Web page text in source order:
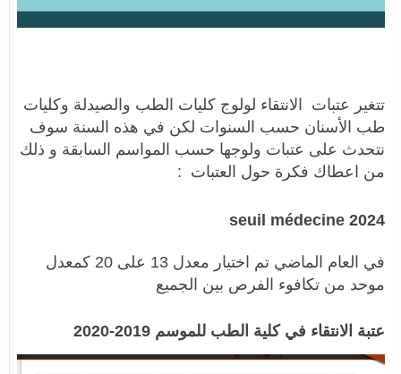
تتغير عتبات الانتقاء لولوج كليات الطب والصيدلة وكليات
طب الأسنان حسب السنوات لكن في هذه السنة سوف
نتحدث على عتبات ولوجها حسب المواسم السابقة و ذلك
من اعطاك فكرة حول العتبات :
seuil médecine 2024
في العام الماضي تم اختيار معدل 13 على 20 كمعدل
موحد من تكافوء الفرص بين الجميع
عتبة الانتقاء في كلية الطب للموسم 2019-2020